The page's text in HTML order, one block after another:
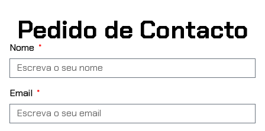
Pedido de Contacto
Nome
Email